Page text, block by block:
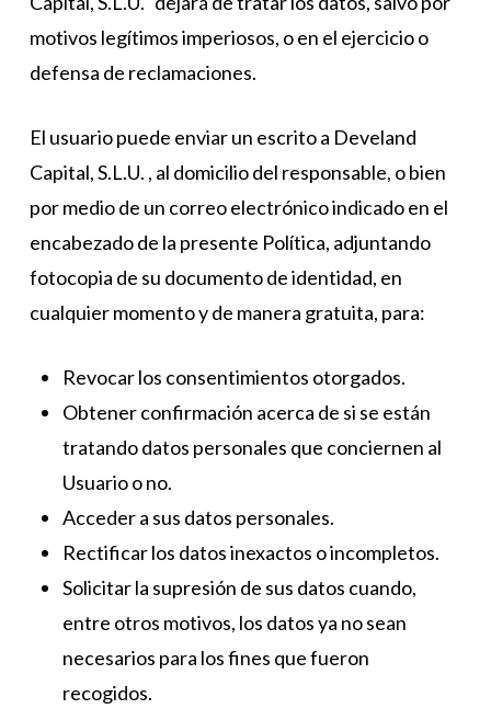
motivos legítimos imperiosos, o en el ejercicio o
defensa de reclamaciones.
El usuario puede enviar un escrito a Develand
Capital, S.L.U. , al domicilio del responsable, o bien
por medio de un correo electrónico indicado en el
encabezado de la presente Política, adjuntando
fotocopia de su documento de identidad, en
cualquier momento y de manera gratuita, para:
Revocar los consentimientos otorgados.
Obtener confirmación acerca de si se están
tratando datos personales que conciernen al
Usuario o no.
Acceder a sus datos personales.
Rectificar los datos inexactos o incompletos.
Solicitar la supresión de sus datos cuando,
entre otros motivos, los datos ya no sean
necesarios para los fines que fueron
recogidos.